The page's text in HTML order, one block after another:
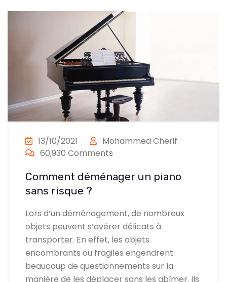
13/10/2021
Mohammed Cherif
60,930 Comments
Comment déménager un piano
sans risque ?
Lors d’un déménagement, de nombreux
objets peuvent s’avérer délicats à
transporter. En effet, les objets
encombrants ou fragiles engendrent
beaucoup de questionnements sur la
manière de les déplacer sans les abîmer. Ils